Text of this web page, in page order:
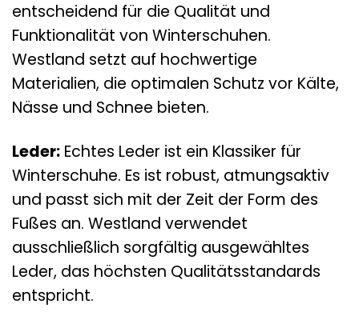
entscheidend für die Qualität und
Funktionalität von Winterschuhen.
Westland setzt auf hochwertige
Materialien, die optimalen Schutz vor Kälte,
Nässe und Schnee bieten.
Leder: Echtes Leder ist ein Klassiker für
Winterschuhe. Es ist robust, atmungsaktiv
und passt sich mit der Zeit der Form des
Fußes an. Westland verwendet
ausschließlich sorgfältig ausgewähltes
Leder, das höchsten Qualitätsstandards
entspricht.